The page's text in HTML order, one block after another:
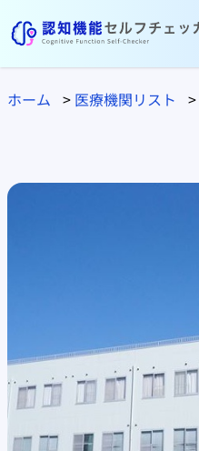
ホーム
ご利用者様の声
ホーム > 医療機関リスト >